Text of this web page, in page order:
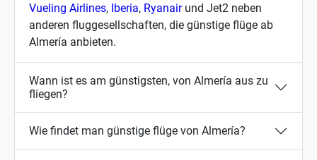
Vueling Airlines, Iberia, Ryanairund Jet2 neben
anderen fluggesellschaften, die günstige flüge ab
Almería anbieten.
Wann ist es am günstigsten, von Almería aus zu
fliegen?
Wie findet man günstige flüge von Almería?